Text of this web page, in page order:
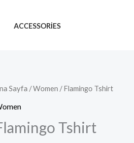
ACCESSORIES
Sayfa /Women / Flamingo Tshirt
Tshirt
Fiyat
$25.00